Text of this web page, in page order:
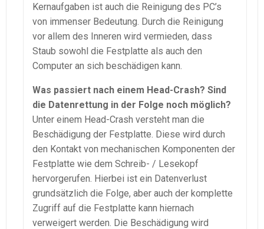
Kernaufgaben ist auch die Reinigung des PC’s
von immenser Bedeutung. Durch die Reinigung
vor allem des Inneren wird vermieden, dass
Staub sowohl die Festplatte als auch den
Computer an sich beschädigen kann.
Was passiert nach einem Head-Crash? Sind
die Datenrettung in der Folge noch möglich?
Unter einem Head-Crash versteht man die
Beschädigung der Festplatte. Diese wird durch
den Kontakt von mechanischen Komponenten der
Festplatte wie dem Schreib- / Lesekopf
hervorgerufen. Hierbei ist ein Datenverlust
grundsätzlich die Folge, aber auch der komplette
Zugriff auf die Festplatte kann hiernach
verweigert werden. Die Beschädigung wird